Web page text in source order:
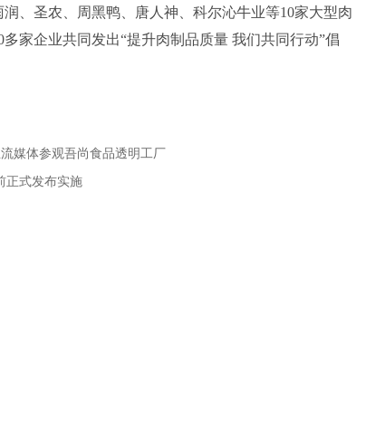
圣农、周黑鸭、唐人神、科尔沁牛业等10家大型肉
家企业共同发出“提升肉制品质量 我们共同行动”倡
媒体参观吾尚食品透明工厂
正式发布实施